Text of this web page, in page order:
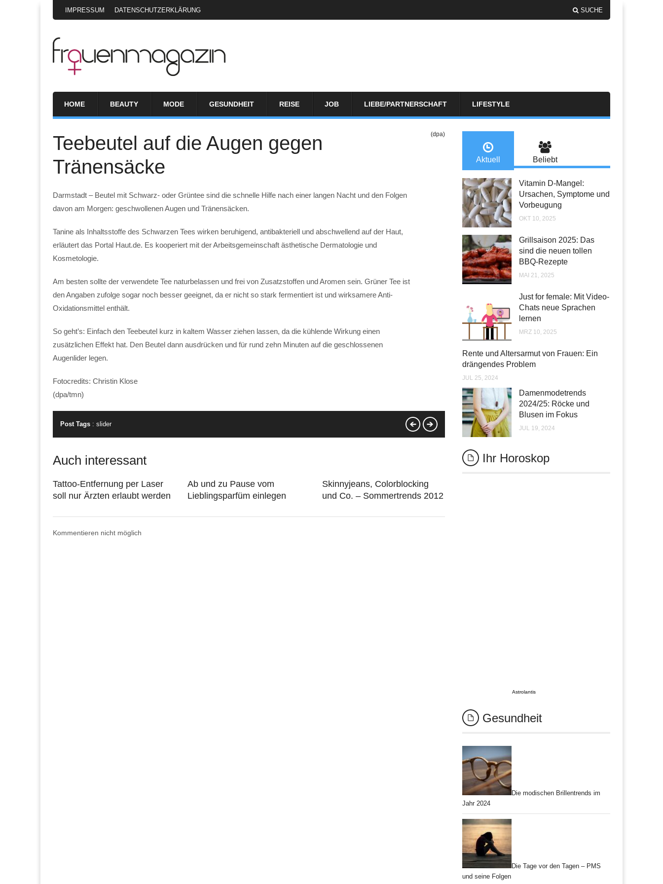
IMPRESSUM DATENSCHUTZERKLÄRUNG SUCHE
HOME BEAUTY MODE GESUNDHEIT REISE JOB LIEBE/PARTNERSCHAFT LIFESTYLE
Teebeutel auf die Augen gegen
Tränensäcke
(dpa)
Darmstadt – Beutel mit Schwarz- oder Grüntee sind die schnelle Hilfe nach einer langen Nacht und den Folgen
davon am Morgen: geschwollenen Augen und Tränensäcken.
Tanine als Inhaltsstoffe des Schwarzen Tees wirken beruhigend, antibakteriell und abschwellend auf der Haut,
erläutert das Portal Haut.de. Es kooperiert mit der Arbeitsgemeinschaft ästhetische Dermatologie und
Kosmetologie.
Am besten sollte der verwendete Tee naturbelassen und frei von Zusatzstoffen und Aromen sein. Grüner Tee ist
den Angaben zufolge sogar noch besser geeignet, da er nicht so stark fermentiert ist und wirksamere Anti-
Oxidationsmittel enthält.
So geht’s: Einfach den Teebeutel kurz in kaltem Wasser ziehen lassen, da die kühlende Wirkung einen
zusätzlichen Effekt hat. Den Beutel dann ausdrücken und für rund zehn Minuten auf die geschlossenen
Augenlider legen.
Fotocredits: Christin Klose
(dpa/tmn)
Post Tags : slider
Auch interessant
Tattoo-Entfernung per Laser
soll nur Ärzten erlaubt werden
Ab und zu Pause vom
Lieblingsparfüm einlegen
Skinnyjeans, Colorblocking
und Co. – Sommertrends 2012
Kommentieren nicht möglich
Aktuell Beliebt
Vitamin D-Mangel:
Ursachen, Symptome und
Vorbeugung
OKT 10, 2025
Grillsaison 2025: Das
sind die neuen tollen
BBQ-Rezepte
MAI 21, 2025
Just for female: Mit Video-
Chats neue Sprachen
lernen
MRZ 10, 2025
Rente und Altersarmut von Frauen: Ein
drängendes Problem
JUL 25, 2024
Damenmodetrends
2024/25: Röcke und
Blusen im Fokus
JUL 19, 2024
Ihr Horoskop
Astrolantis
Gesundheit
Die modischen Brillentrends im
Jahr 2024
Die Tage vor den Tagen – PMS
und seine Folgen